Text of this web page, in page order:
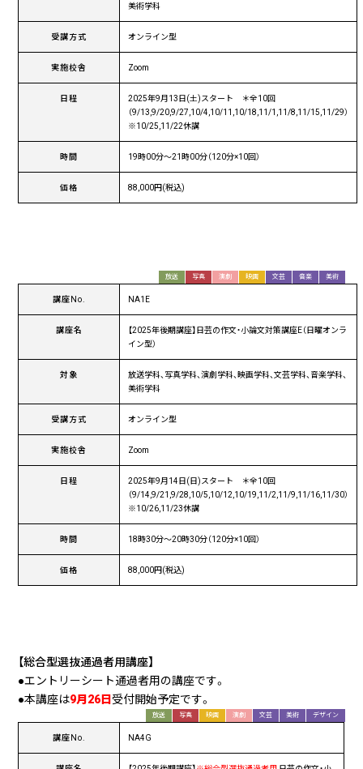
美術学科
受講方式 オンライン型
実施校舎 Zoom
日程
2025年9月13日(土)スタート ＊全10回
（9/13,9/20,9/27,10/4,10/11,10/18,11/1,11/8,11/15,11/29）
※10/25,11/22休講
時間 19時00分〜21時00分（120分×10回）
価格 88,000円(税込)
放送 写真 演劇 映画 文芸 音楽 美術
講座No. NA1E
講座名
【2025年後期講座】日芸の作文・小論文対策講座E（日曜オンラ
イン型）
対象
放送学科、写真学科、演劇学科、映画学科、文芸学科、音楽学科、
美術学科
受講方式 オンライン型
実施校舎 Zoom
日程
2025年9月14日(日)スタート ＊全10回
（9/14,9/21,9/28,10/5,10/12,10/19,11/2,11/9,11/16,11/30）
※10/26,11/23休講
時間 18時30分〜20時30分（120分×10回）
価格 88,000円(税込)
【総合型選抜通過者用講座】
●エントリーシート通過者用の講座です。
●本講座は9月26日 受付開始予定です。
放送 写真 映画 演劇 文芸 美術 デザイン
講座No. NA4G